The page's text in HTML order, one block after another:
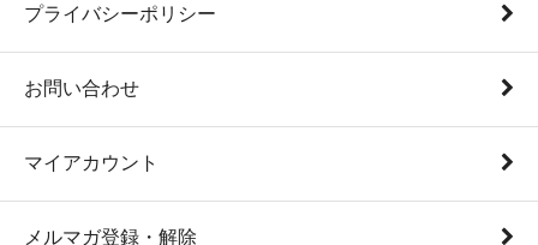
プライバシーポリシー
お問い合わせ
マイアカウント
メルマガ登録・解除